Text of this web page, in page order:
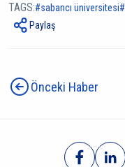
TAGS: sabancı üniversitesi
Paylaş
Önceki Haber